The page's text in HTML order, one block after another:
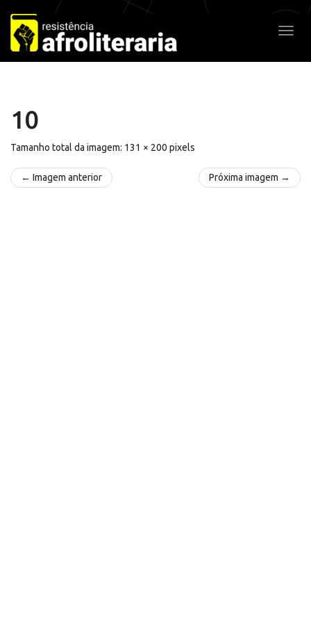
Pular
para
o
conteúdo
10
Tamanho total da imagem: 131 × 200 pixels
← Imagem anterior Próxima imagem →